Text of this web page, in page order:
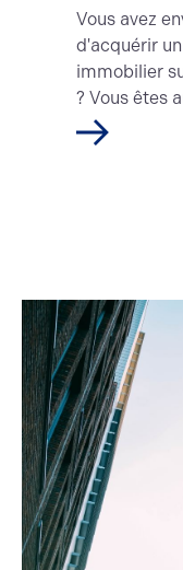
Vous avez
d'acquérir
immobilier
? Vous êtes